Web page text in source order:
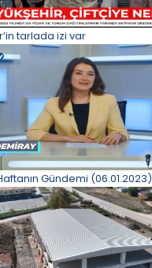
tarlada izi var
Gündemi (06.01.2023)